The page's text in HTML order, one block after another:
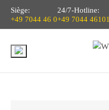
Siège:
+49 7044 46 0
24/7-Hotline:
+49 7044 46101